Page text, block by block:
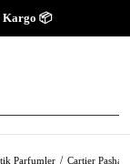
Kargo 📦
Parfumler Cartier Pasha